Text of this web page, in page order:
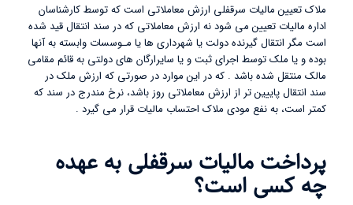
ملاک تعیین مالیات سرقفلی ارزش معاملاتی است که توسط کارشناسان
اداره مالیات تعیین می شود نه ارزش معاملاتی که در سند انتقال قید شده
است مگر انتقال گیرنده دولت یا شهرداری ها یا مـوسسات وابسته به آنها
بوده و یا ملک توسط اجرای ثبت و یا سایرارگان های دولتی به قائم مقامی
مالک منتقل شده باشد . که در این موارد در صورتی که ارزش ملک در
سند انتقال پاییین تر از ارزش معاملاتی روز باشد، نرخ مندرج در سند که
کمتر است، به نفع مودی ملاک احتساب مالیات قرار می گیرد .
پرداخت مالیات سرقفلی به عهده
چه کسی است؟